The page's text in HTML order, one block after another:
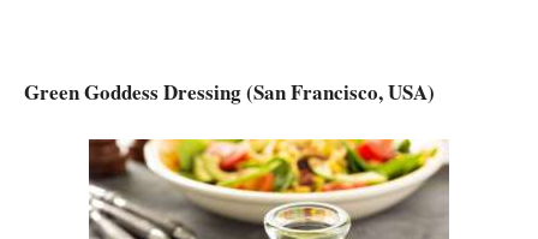
Green Goddess Dressing (San Francisco, USA)